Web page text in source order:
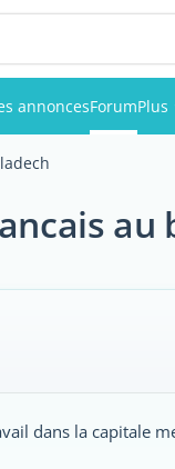
annoncesForumPlus
au
dans la capitale